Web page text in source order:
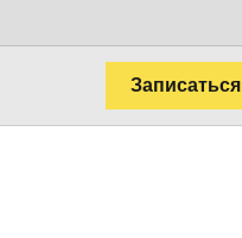
Записаться